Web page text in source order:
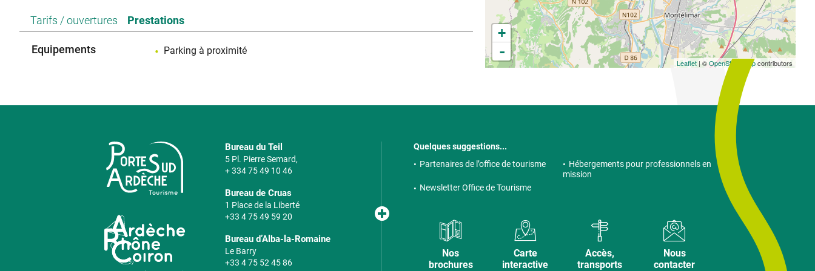
Tarifs / ouvertures Prestations
Equipements Parking à proximité
+
-
Leaflet | ©OpenStreetMapcontributors
Bureau du Teil
5 Pl. Pierre Semard,
+ 334 75 49 10 46
Bureau de Cruas
1 Place de la Liberté
+33 4 75 49 59 20
Bureau d’Alba-la-Romaine
Le Barry
+33 4 75 52 45 86
Quelques suggestions...
Partenaires de l’office de tourisme
Hébergements pour professionnels en
mission
Newsletter Office de Tourisme
Nos
brochures
Carte
interactive
Accès,
transports
Nous
contacter